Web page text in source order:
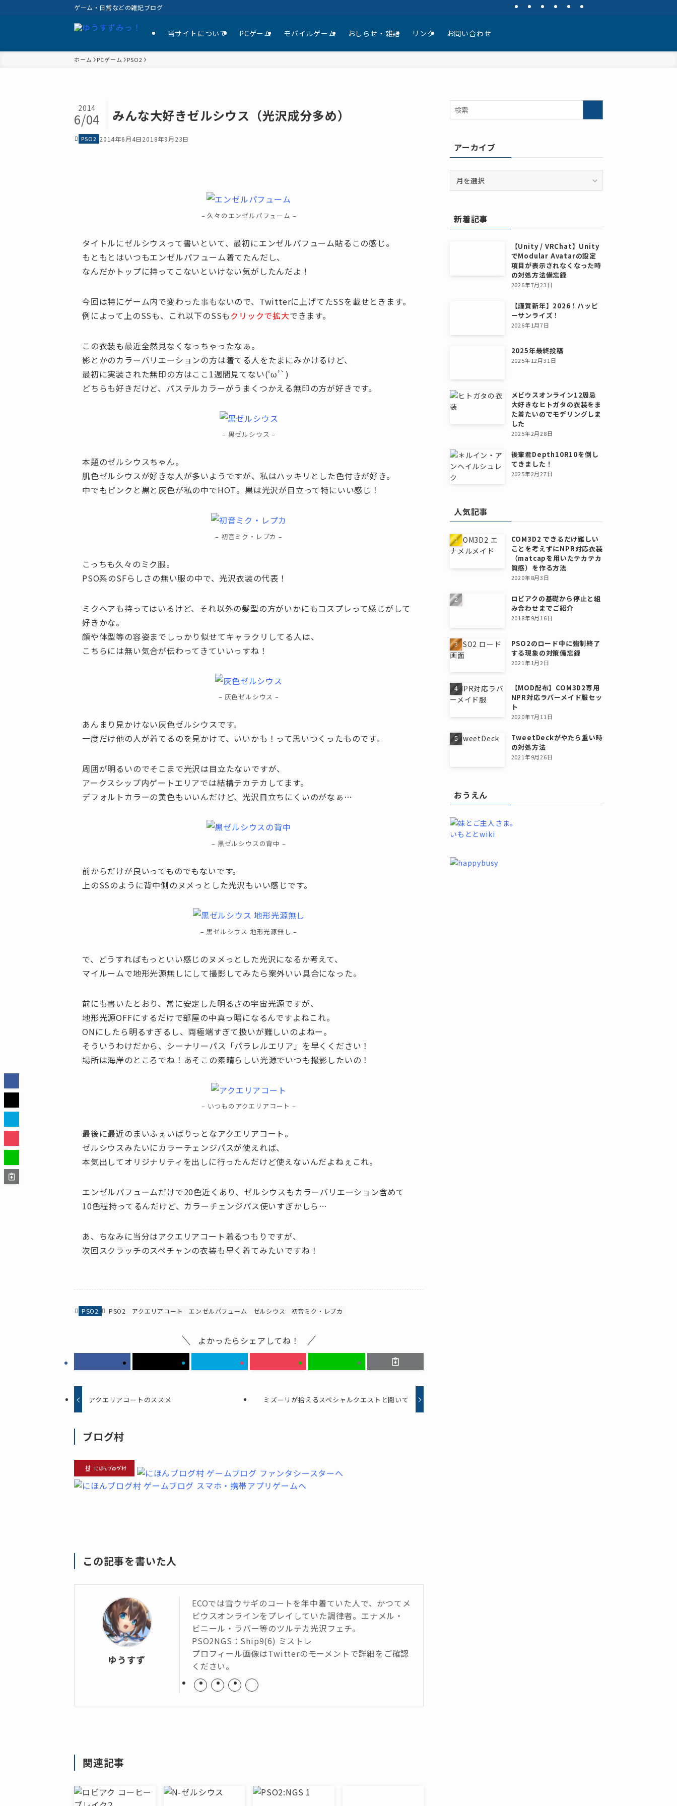
ゲーム・日常などの雑記ブログ
当サイトについて PCゲーム モバイルゲーム おしらせ・雑記 リンク お問い合わせ
ホーム PCゲーム PSO2
みんな大好きゼルシウス（光沢成分多め）
2014
6/04
PSO2 2014年6月4日2018年9月23日
– 久々のエンゼルパフューム –
タイトルにゼルシウスって書いといて、最初にエンゼルパフューム貼るこの感じ。
もともとはいつもエンゼルパフューム着てたんだし、
なんだかトップに持ってこないといけない気がしたんだよ！
今回は特にゲーム内で変わった事もないので、Twitterに上げてたSSを載せときます。
例によって上のSSも、これ以下のSSもクリックで拡大できます。
この衣装も最近全然見なくなっちゃったなぁ。
影とかのカラーバリエーションの方は着てる人をたまにみかけるけど、
最初に実装された無印の方はここ1週間見てない(‘ω’`)
どちらも好きだけど、パステルカラーがうまくつかえる無印の方が好きです。
– 黒ゼルシウス –
本題のゼルシウスちゃん。
肌色ゼルシウスが好きな人が多いようですが、私はハッキリとした色付きが好き。
中でもピンクと黒と灰色が私の中でHOT。黒は光沢が目立って特にいい感じ！
– 初音ミク・レプカ –
こっちも久々のミク服。
PSO系のSFらしさの無い服の中で、光沢衣装の代表！
ミクヘアも持ってはいるけど、それ以外の髪型の方がいかにもコスプレって感じがして
好きかな。
顔や体型等の容姿までしっかり似せてキャラクリしてる人は、
こちらには無い気合が伝わってきていいっすね！
– 灰色ゼルシウス –
あんまり見かけない灰色ゼルシウスです。
一度だけ他の人が着てるのを見かけて、いいかも！って思いつくったものです。
周囲が明るいのでそこまで光沢は目立たないですが、
アークスシップ内ゲートエリアでは結構テカテカしてます。
デフォルトカラーの黄色もいいんだけど、光沢目立ちにくいのがなぁ…
– 黒ゼルシウスの背中 –
前からだけが良いってものでもないです。
上のSSのように背中側のヌメっとした光沢もいい感じです。
– 黒ゼルシウス 地形光源無し –
で、どうすればもっといい感じのヌメっとした光沢になるか考えて、
マイルームで地形光源無しにして撮影してみたら案外いい具合になった。
前にも書いたとおり、常に安定した明るさの宇宙光源ですが、
地形光源OFFにするだけで部屋の中真っ暗になるんですよねこれ。
ONにしたら明るすぎるし、両極端すぎて扱いが難しいのよねー。
そういうわけだから、シーナリーパス「パラレルエリア」を早くください！
場所は海岸のところでね！あそこの素晴らしい光源でいつも撮影したいの！
– いつものアクエリアコート –
最後に最近のまいふぇいばりっとなアクエリアコート。
ゼルシウスみたいにカラーチェンジパスが使えれば、
本気出してオリジナリティを出しに行ったんだけど使えないんだよねぇこれ。
エンゼルパフュームだけで20色近くあり、ゼルシウスもカラーバリエーション含めて
10色程持ってるんだけど、カラーチェンジパス使いすぎかしら…
あ、ちなみに当分はアクエリアコート着るつもりですが、
次回スクラッチのスペチャンの衣装も早く着てみたいですね！
PSO2 PSO2 アクエリアコート エンゼルパフューム ゼルシウス 初音ミク・レプカ
よかったらシェアしてね！
アクエリアコートのススメ ミズーリが拾えるスペシャルクエストと聞いて
ブログ村
この記事を書いた人
ゆうすず
ECOでは雪ウサギのコートを年中着ていた人で、かつてメ
ビウスオンラインをプレイしていた調律者。エナメル・
ビニール・ラバー等のツルテカ光沢フェチ。
PSO2NGS：Ship9(6) ミストレ
プロフィール画像はTwitterのモーメントで詳細をご確認
ください。
関連記事
アーカイブ
ー
ブ
新着記事
【Unity / VRChat】Unity
でModular Avatarの設定
項目が表示されなくなった時
の対処方法備忘録
2026年7月23日
【謹賀新年】2026！ハッピ
ーサンライズ！
2026年1月7日
2025年最終投稿
2025年12月31日
メビウスオンライン12周忌
大好きなヒトガタの衣装をま
た着たいのでモデリングしま
した
2025年2月28日
後輩君Depth10R10を倒し
てきました！
2025年2月27日
人気記事
COM3D2 できるだけ難しい
ことを考えずにNPR対応衣装
（matcapを用いたテカテカ
質感）を作る方法
2020年8月3日
ロビアクの基礎から停止と組
み合わせまでご紹介
2018年9月16日
PSO2のロード中に強制終了
する現象の対策備忘録
2021年1月2日
【MOD配布】COM3D2専用
NPR対応ラバーメイド服セッ
ト
2020年7月11日
TweetDeckがやたら重い時
の対処方法
2021年9月26日
おうえん
いもととwiki